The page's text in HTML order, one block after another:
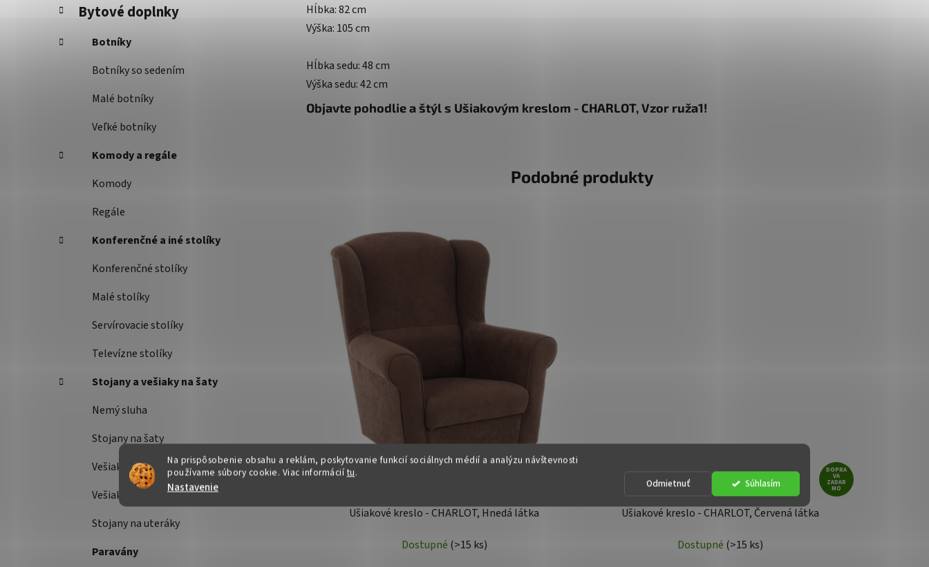
Na prispôsobenie obsahu a reklám, poskytovanie funkcií sociálnych médií a analýzu návštevnosti
používame súbory cookie. Viac informácií tu.
Nastavenie Odmietnuť Súhlasím
Bytové doplnky
Botníky
Botníky so sedením
Malé botníky
Veľké botníky
Komody a regále
Komody
Regále
Konferenčné a iné stolíky
Konferenčné stolíky
Malé stolíky
Servírovacie stolíky
Televízne stolíky
Stojany a vešiaky na šaty
Nemý sluha
Stojany na šaty
Vešiaky
Vešiakové steny
Stojany na uteráky
Paravány
Hĺbka: 82 cm
Výška: 105 cm
Hĺbka sedu: 48 cm
Výška sedu: 42 cm
Objavte pohodlie a štýl s Ušiakovým kreslom - CHARLOT, Vzor ruža1!
Podobné produkty
Ušiakové kreslo - CHARLOT, Hnedá látka
Dostupné (>15 ks)
DOPRA
VA
ZADAR
MO
Ušiakové kreslo - CHARLOT, Červená látka
Dostupné (>15 ks)